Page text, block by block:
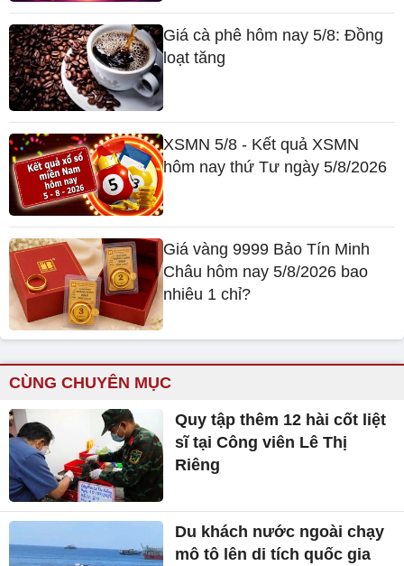
Giá cà phê hôm nay 5/8: Đồng
loạt tăng
XSMN 5/8 - Kết quả XSMN
hôm nay thứ Tư ngày 5/8/2026
Giá vàng 9999 Bảo Tín Minh
Châu hôm nay 5/8/2026 bao
nhiêu 1 chỉ?
CÙNG CHUYÊN MỤC
Quy tập thêm 12 hài cốt liệt
sĩ tại Công viên Lê Thị
Riêng
Du khách nước ngoài chạy
mô tô lên di tích quốc gia